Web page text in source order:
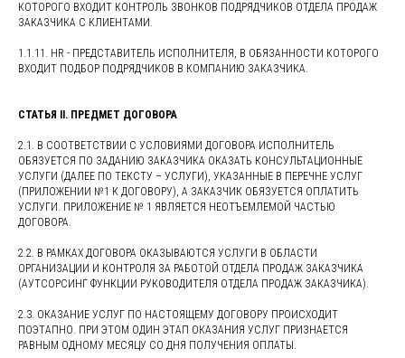
КОТОРОГО ВХОДИТ КОНТРОЛЬ ЗВОНКОВ ПОДРЯДЧИКОВ ОТДЕЛА ПРОДАЖ
ЗАКАЗЧИКА С КЛИЕНТАМИ.
1.1.11. HR - ПРЕДСТАВИТЕЛЬ ИСПОЛНИТЕЛЯ, В ОБЯЗАННОСТИ КОТОРОГО
ВХОДИТ ПОДБОР ПОДРЯДЧИКОВ В КОМПАНИЮ ЗАКАЗЧИКА.
СТАТЬЯ II. ПРЕДМЕТ ДОГОВОРА
2.1. В СООТВЕТСТВИИ С УСЛОВИЯМИ ДОГОВОРА ИСПОЛНИТЕЛЬ
ОБЯЗУЕТСЯ ПО ЗАДАНИЮ ЗАКАЗЧИКА ОКАЗАТЬ КОНСУЛЬТАЦИОННЫЕ
УСЛУГИ (ДАЛЕЕ ПО ТЕКСТУ – УСЛУГИ), УКАЗАННЫЕ В ПЕРЕЧНЕ УСЛУГ
(ПРИЛОЖЕНИИ №1 К ДОГОВОРУ), А ЗАКАЗЧИК ОБЯЗУЕТСЯ ОПЛАТИТЬ
УСЛУГИ. ПРИЛОЖЕНИЕ № 1 ЯВЛЯЕТСЯ НЕОТЪЕМЛЕМОЙ ЧАСТЬЮ
ДОГОВОРА.
2.2. В РАМКАХ ДОГОВОРА ОКАЗЫВАЮТСЯ УСЛУГИ В ОБЛАСТИ
ОРГАНИЗАЦИИ И КОНТРОЛЯ ЗА РАБОТОЙ ОТДЕЛА ПРОДАЖ ЗАКАЗЧИКА
(АУТСОРСИНГ ФУНКЦИИ РУКОВОДИТЕЛЯ ОТДЕЛА ПРОДАЖ ЗАКАЗЧИКА).
2.3. ОКАЗАНИЕ УСЛУГ ПО НАСТОЯЩЕМУ ДОГОВОРУ ПРОИСХОДИТ
ПОЭТАПНО. ПРИ ЭТОМ ОДИН ЭТАП ОКАЗАНИЯ УСЛУГ ПРИЗНАЕТСЯ
РАВНЫМ ОДНОМУ МЕСЯЦУ СО ДНЯ ПОЛУЧЕНИЯ ОПЛАТЫ.